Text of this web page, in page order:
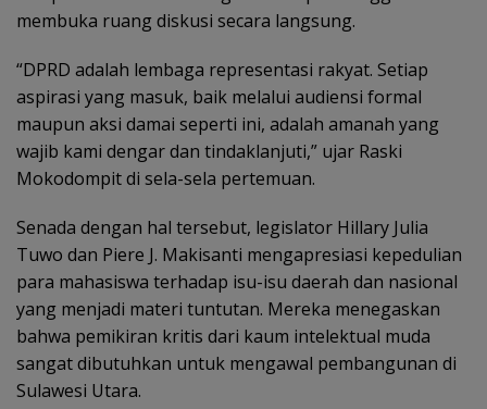
membuka ruang diskusi secara langsung.
“DPRD adalah lembaga representasi rakyat. Setiap
aspirasi yang masuk, baik melalui audiensi formal
maupun aksi damai seperti ini, adalah amanah yang
wajib kami dengar dan tindaklanjuti,” ujar Raski
Mokodompit di sela-sela pertemuan.
Senada dengan hal tersebut, legislator Hillary Julia
Tuwo dan Piere J. Makisanti mengapresiasi kepedulian
para mahasiswa terhadap isu-isu daerah dan nasional
yang menjadi materi tuntutan. Mereka menegaskan
bahwa pemikiran kritis dari kaum intelektual muda
sangat dibutuhkan untuk mengawal pembangunan di
Sulawesi Utara.